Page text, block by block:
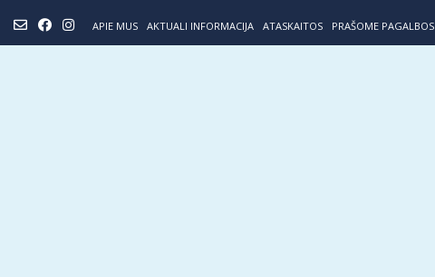
content
APIE MUS AKTUALI INFORMACIJA ATASKAITOS PRAŠOME PAGALBOS